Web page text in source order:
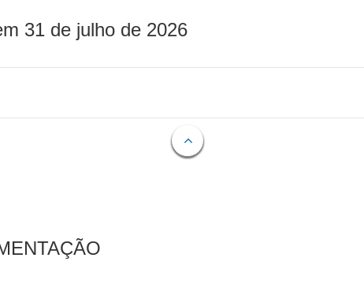
31 de julho de 2026